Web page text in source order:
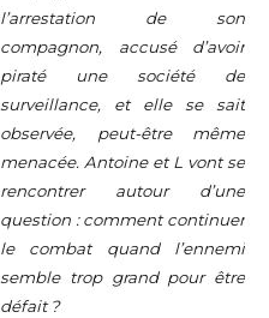
l’arrestation de son
compagnon, accusé d’avoir
piraté une société de
surveillance, et elle se sait
observée, peut-être même
menacée. Antoine et L vont se
rencontrer autour d’une
question : comment continuer
le combat quand l’ennemi
semble trop grand pour être
défait ?